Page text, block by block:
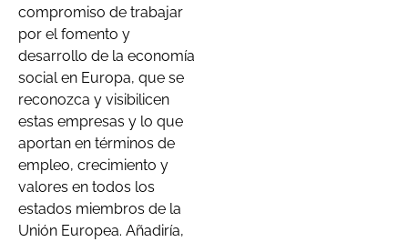
compromiso de trabajar
por el fomento y
desarrollo de la economía
social en Europa, que se
reconozca y visibilicen
estas empresas y lo que
aportan en términos de
empleo, crecimiento y
valores en todos los
estados miembros de la
Unión Europea. Añadiría,